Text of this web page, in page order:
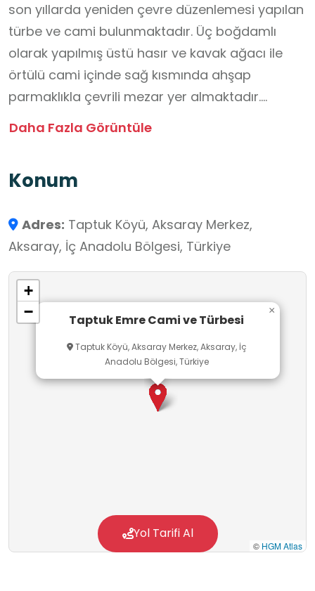
son yıllarda yeniden çevre düzenlemesi yapılan
türbe ve cami bulunmaktadır. Üç boğdamlı
olarak yapılmış üstü hasır ve kavak ağacı ile
örtülü cami içinde sağ kısmında ahşap
parmaklıkla çevrili mezar yer almaktadır.
Tasavvuf geleneğinin önemli isimlerinden olan
zamanda kültürel ve edebî açıdan da önemli
Anadolu’da İslam’ın hoşgörü ve sevgi temelli
yorumunun yayılmasına öncülük etmiş, halkın
gönlünde derin izler bırakmıştır. Türbesi, sade
mimarisiyle ziyaretçilerini manevi bir huzurla
karşılamaktadır. Anadolu’nun köklü tasavvuf
önemli mekân, geçmişten günümüze taşınan
manevi değerlerin yaşatıldığı bir durak olarak
büyük önem taşımaktadır.
Daha Fazla Görüntüle
Konum
Adres: Taptuk Köyü, Aksaray Merkez,
Aksaray, İç Anadolu Bölgesi, Türkiye
Taptuk Emre Cami ve Türbesi
Taptuk Köyü, Aksaray Merkez, Aksaray, İç
Anadolu Bölgesi, Türkiye
×
+
−
© HGM Atlas
Yol Tarifi Al